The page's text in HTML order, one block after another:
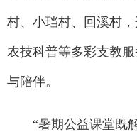
村、小珰村、回溪村
农技科普等多彩支教
与陪伴。
“暑期公益课堂既解